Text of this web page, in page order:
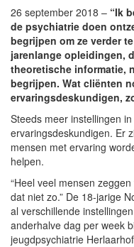
26 september 2018 – “Ik
de psychiatrie doen
begrijpen om ze verder
jarenlange opleidingen,
theoretische informatie,
begrijpen. Wat cliënten
ervaringsdeskundigen,
Steeds meer instellingen
ervaringsdeskundigen. Er
mensen met ervaring
helpen.
“Heel veel mensen
dat niet zo.” De 18-jarige
al verschillende
anderhalve dag per week
jeugdpsychiatrie